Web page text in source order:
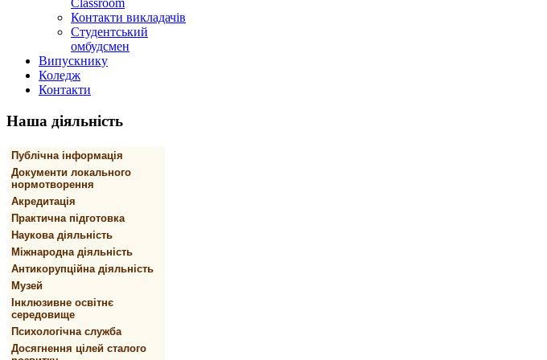
Classroom
Контакти викладачів
Студентський
омбудсмен
Випускнику
Коледж
Контакти
Наша діяльність
Публічна інформація
Документи локального
нормотворення
Акредитація
Практична підготовка
Наукова діяльність
Міжнародна діяльність
Антикорупційна діяльність
Музей
Інклюзивне освітнє
середовище
Психологічна служба
Досягнення цілей сталого